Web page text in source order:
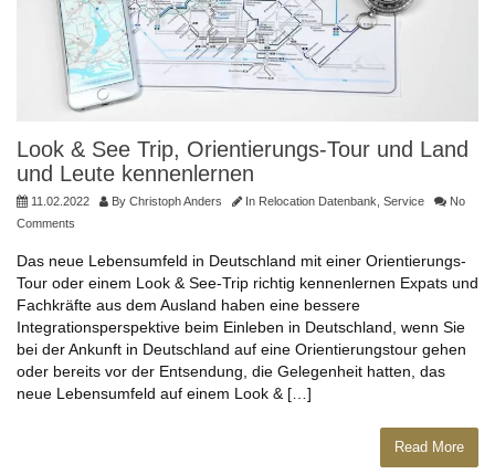
Look & See Trip, Orientierungs-Tour und Land
und Leute kennenlernen
11.02.2022 By Christoph Anders In Relocation Datenbank Service
No
Comments
Das neue Lebensumfeld in Deutschland mit einer Orientierungs-
Tour oder einem Look & See-Trip richtig kennenlernen Expats und
Fachkräfte aus dem Ausland haben eine bessere
Integrationsperspektive beim Einleben in Deutschland, wenn Sie
bei der Ankunft in Deutschland auf eine Orientierungstour gehen
oder bereits vor der Entsendung, die Gelegenheit hatten, das
neue Lebensumfeld auf einem Look & […]
Read More